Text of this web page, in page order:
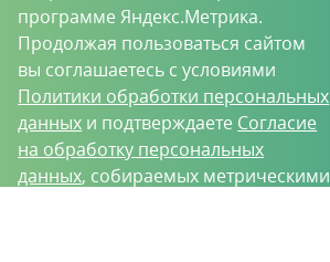
программе Яндекс.Метрика.
Продолжая пользоваться сайтом
вы соглашаетесь с условиями
Политики обработки персональных
данных и подтверждаете Согласие
на обработку персональных
данных, собираемых метрическими